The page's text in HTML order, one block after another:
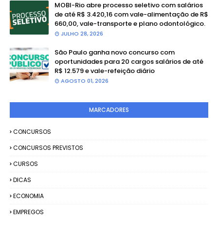
MOBI-Rio abre processo seletivo com salários
de até R$ 3.420,16 com vale-alimentação de R$
660,00, vale-transporte e plano odontológico.
JULHO 28, 2026
São Paulo ganha novo concurso com
oportunidades para 20 cargos salários de até
R$ 12.579 e vale-refeição diário
AGOSTO 01, 2026
MARCADORES
CONCURSOS
CONCURSOS PREVISTOS
CURSOS
DICAS
ECONOMIA
EMPREGOS